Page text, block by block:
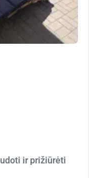
ir prižiūrėti